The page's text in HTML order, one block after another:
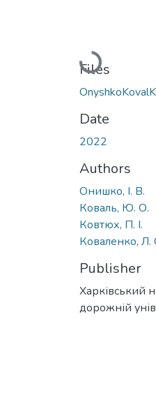
Loading...
Files
Date
2022
Authors
Онишко, І. В.
Коваль, Ю. О.
Ковтюх, П. І.
Коваленко, Л.
Publisher
Харківський
дорожній